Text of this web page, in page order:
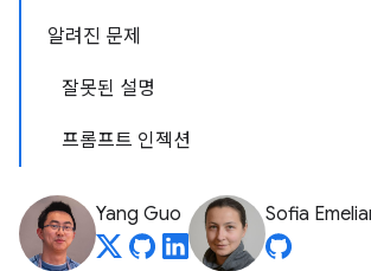
알려진 문제
잘못된 설명
프롬프트 인젝션
Yang Guo Sofia